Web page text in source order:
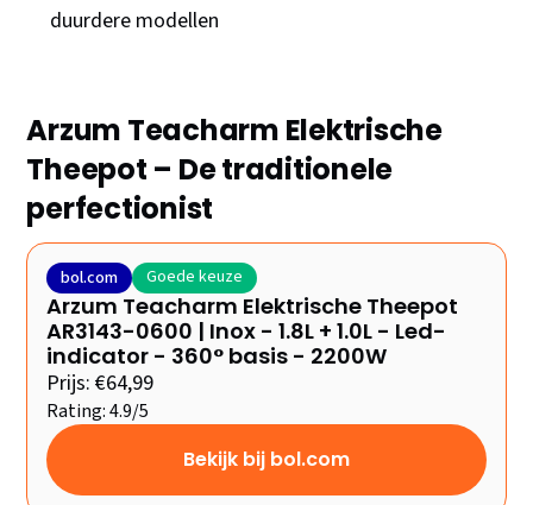
duurdere modellen
Arzum Teacharm Elektrische
Theepot – De traditionele
perfectionist
bol.com Goede keuze
Arzum Teacharm Elektrische Theepot
AR3143-0600 | Inox - 1.8L + 1.0L - Led-
indicator - 360° basis - 2200W
Prijs: €64,99
Rating: 4.9/5
Bekijk bij bol.com